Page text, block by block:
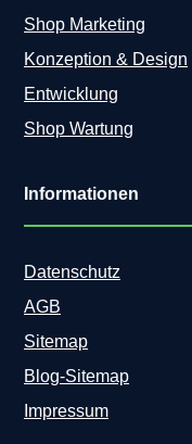
Shop Marketing
Konzeption & Design
Entwicklung
Shop Wartung
Informationen
Datenschutz
AGB
Sitemap
Blog-Sitemap
Impressum